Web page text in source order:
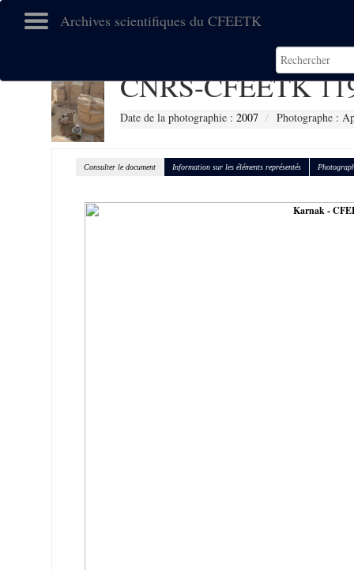
Archives scientifiques du CFEETK
CNRS-CFEETK
Date de la photographie : 2007 Photographe :
Consulter le document Information sur les éléments représentés